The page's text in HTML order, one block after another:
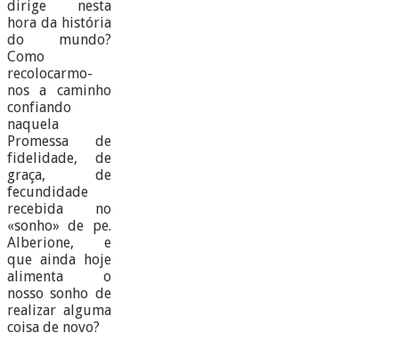
dirige nesta
hora da história
do mundo?
Como
recolocarmo-
nos a caminho
confiando
naquela
Promessa de
fidelidade, de
graça, de
fecundidade
recebida no
«sonho» de pe.
Alberione, e
que ainda hoje
alimenta o
nosso sonho de
realizar alguma
coisa de novo?